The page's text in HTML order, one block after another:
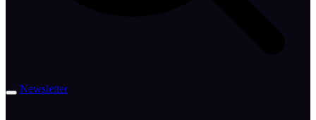
Newsletter